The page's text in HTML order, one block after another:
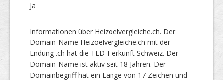
Ja
Informationen über Heizoelvergleiche.ch. Der
Domain-Name Heizoelvergleiche.ch mit der
Endung .ch hat die TLD-Herkunft Schweiz. Der
Domain-Name ist aktiv seit 18 Jahren. Der
Domainbegriff hat ein Länge von 17 Zeichen und